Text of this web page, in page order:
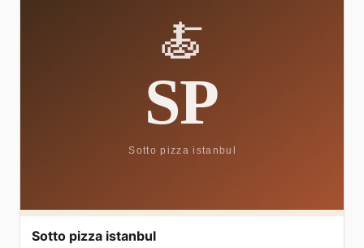
Sotto pizza istanbul